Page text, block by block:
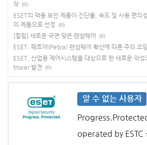
작 (0)
ESET의 맥용 보안 제품이 진단율, 속도 및 사용 편의
의 제품으로 선정
(0)
[컬럼] 새로운 국면 맞은 랜섬웨어 (0)
ESET, 페트야(Petya) 랜섬웨어 확산에 따른 주의 요
ESET, 산업용 제어시스템을 대상으로 한 새로운 악
troyer 발견
(0)
알 수 없는 사용자
operated by ESTC